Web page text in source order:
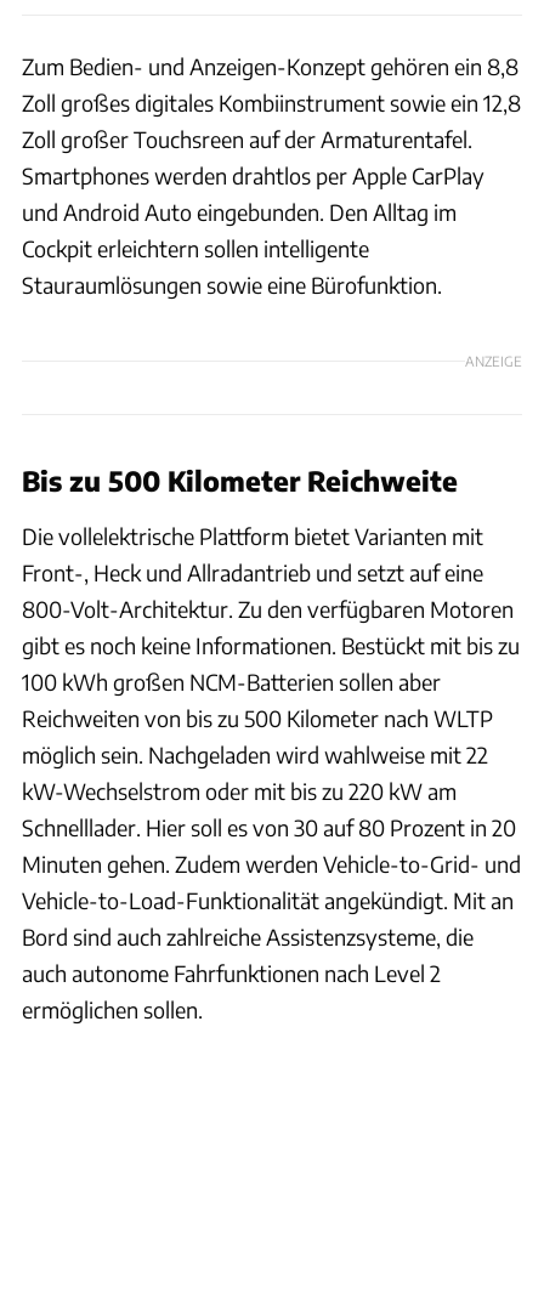
Zum Bedien- und Anzeigen-Konzept gehören ein 8,8
Zoll großes digitales Kombiinstrument sowie ein 12,8
Zoll großer Touchsreen auf der Armaturentafel.
Smartphones werden drahtlos per Apple CarPlay
und Android Auto eingebunden. Den Alltag im
Cockpit erleichtern sollen intelligente
Stauraumlösungen sowie eine Bürofunktion.
ANZEIGE
Bis zu 500 Kilometer Reichweite
Die vollelektrische Plattform bietet Varianten mit
Front-, Heck und Allradantrieb und setzt auf eine
800-Volt-Architektur. Zu den verfügbaren Motoren
gibt es noch keine Informationen. Bestückt mit bis zu
100 kWh großen NCM-Batterien sollen aber
Reichweiten von bis zu 500 Kilometer nach WLTP
möglich sein. Nachgeladen wird wahlweise mit 22
kW-Wechselstrom oder mit bis zu 220 kW am
Schnelllader. Hier soll es von 30 auf 80 Prozent in 20
Minuten gehen. Zudem werden Vehicle-to-Grid- und
Vehicle-to-Load-Funktionalität angekündigt. Mit an
Bord sind auch zahlreiche Assistenzsysteme, die
auch autonome Fahrfunktionen nach Level 2
ermöglichen sollen.